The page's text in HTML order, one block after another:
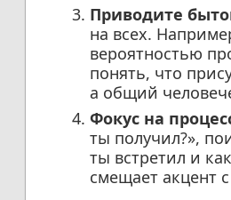
Приводите
на всех.
вероятностью
понять, что
а общий
Фокус на
ты получил?»,
ты встретил и
смещает акцент